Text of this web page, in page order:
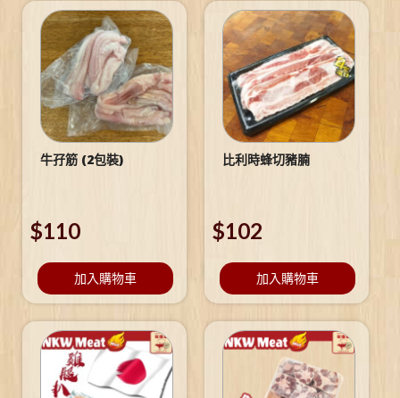
牛孖筋 (2包裝)
$110
加入購物車
比利時蜂切豬腩
$102
加入購物車